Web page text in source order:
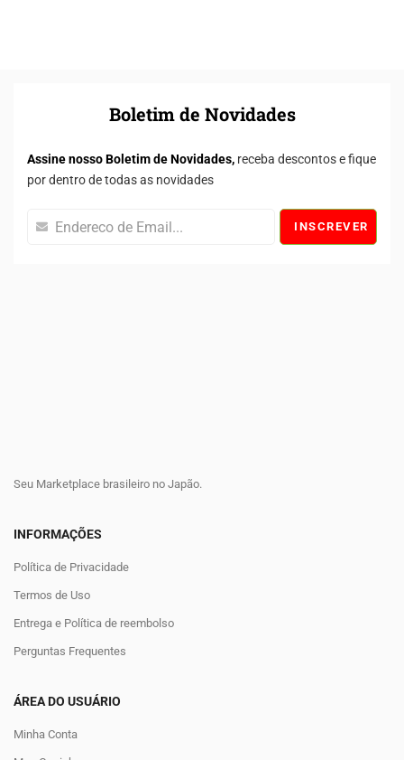
Boletim de Novidades
Assine nosso Boletim de Novidades, receba descontos e fique
por dentro de todas as novidades
INSCREVER
Seu Marketplace brasileiro no Japão.
INFORMAÇÕES
Política de Privacidade
Termos de Uso
Entrega e Política de reembolso
Perguntas Frequentes
ÁREA DO USUÁRIO
Minha Conta